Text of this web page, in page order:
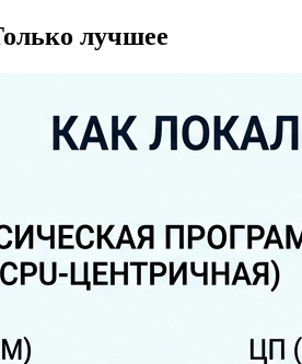
лучшее